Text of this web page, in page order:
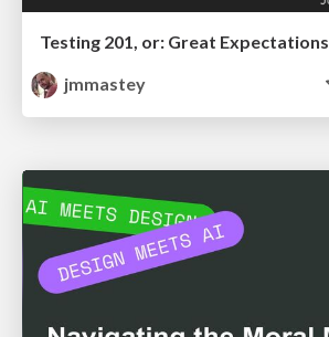
Testing 201, or: Great Expectations
jmmastey